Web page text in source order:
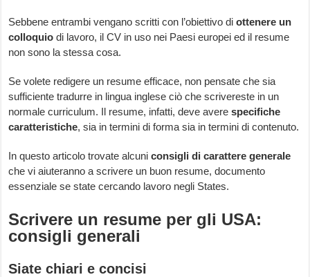
Sebbene entrambi vengano scritti con l’obiettivo diottenere un
colloquio di lavoro, il CV in uso nei Paesi europei ed il resume
non sono la stessa cosa.
Se volete redigere un resume efficace, non pensate che sia
sufficiente tradurre in lingua inglese ciò che scrivereste in un
normale curriculum. Il resume, infatti, deve averespecifiche
caratteristiche, sia in termini di forma sia in termini di contenuto.
In questo articolo trovate alcuniconsigli di carattere generale
che vi aiuteranno a scrivere un buon resume, documento
essenziale se state cercando lavoro negli States.
Scrivere un resume per gli USA:
consigli generali
Siate chiari e concisi